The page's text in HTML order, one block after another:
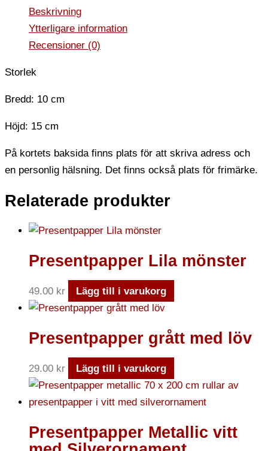
Beskrivning
Ytterligare information
Recensioner (0)
Storlek
Bredd: 10 cm
Höjd: 15 cm
På kortets baksida finns plats för att skriva adress och
en personlig hälsning. Det finns också plats för frimärke.
Relaterade produkter
Presentpapper Lila mönster
49.00 kr Lägg till i varukorg
Presentpapper grått med löv
29.00 kr Lägg till i varukorg
Presentpapper Metallic vitt